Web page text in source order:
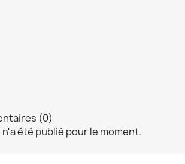
(0)
n'a été publié pour le moment.